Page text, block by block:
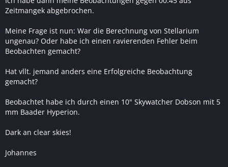
Zeitmangek abgebrochen.
Meine Frage ist nun: War die Berechnung von Stellarium
ungenau? Oder habe ich einen ravierenden Fehler beim
Beobachten gemacht?
Hat vllt. jemand anders eine Erfolgreiche Beobachtung
gemacht?
Beobachtet habe ich durch einen 10" Skywatcher Dobson mit 5
mm Baader Hyperion.
Dark an clear skies!
Johannes